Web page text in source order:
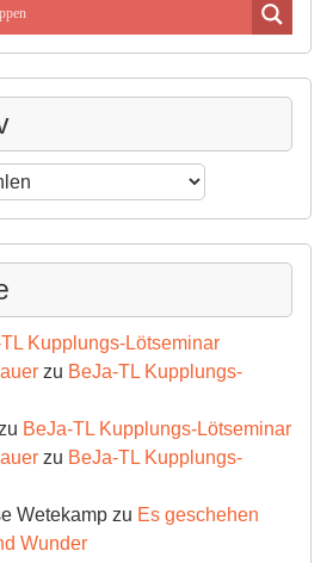
Kupplungs-Lötseminar
zu BeJa-TL Kupplungs-
BeJa-TL Kupplungs-Lötseminar
zu BeJa-TL Kupplungs-
Wetekampzu Es geschehen
Wunder